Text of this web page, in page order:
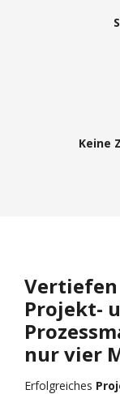
Keine
Vertiefen
Projekt-
nur vier
Erfolgreiches